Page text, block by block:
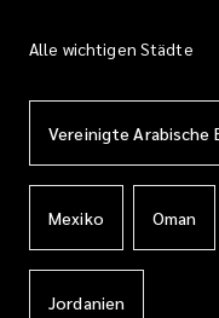
Alle wichtigen Städte
Vereinigte Arabische
Mexiko Oman
Jordanien